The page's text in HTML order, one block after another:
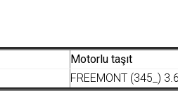
Motorlu taşıt
FREEMONT (345_)